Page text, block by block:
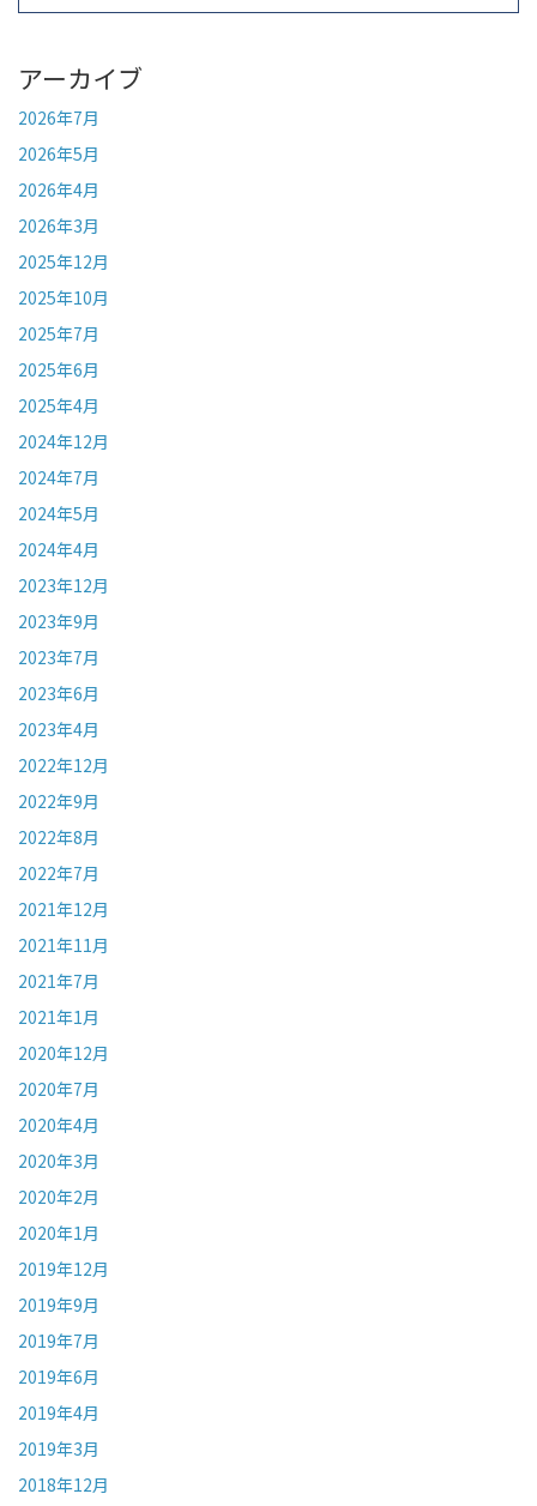
アーカイブ
2026年7月
2026年5月
2026年4月
2026年3月
2025年12月
2025年10月
2025年7月
2025年6月
2025年4月
2024年12月
2024年7月
2024年5月
2024年4月
2023年12月
2023年9月
2023年7月
2023年6月
2023年4月
2022年12月
2022年9月
2022年8月
2022年7月
2021年12月
2021年11月
2021年7月
2021年1月
2020年12月
2020年7月
2020年4月
2020年3月
2020年2月
2020年1月
2019年12月
2019年9月
2019年7月
2019年6月
2019年4月
2019年3月
2018年12月